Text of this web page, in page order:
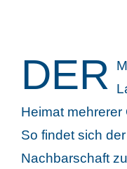
DER
Heimat
So findet sich
Nachbarschaft